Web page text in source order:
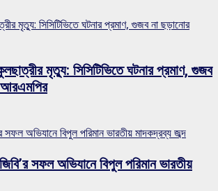
মৃত্যু: সিসিটিভিতে ঘটনার প্রমাণ, গুজব না ছড়ানোর
মৃত্যু: সিসিটিভিতে ঘটনার প্রমাণ, গুজব
সফল অভিযানে বিপুল পরিমান ভারতীয় মাদকদ্রব্য জব্দ
সফল অভিযানে বিপুল পরিমান ভারতীয়